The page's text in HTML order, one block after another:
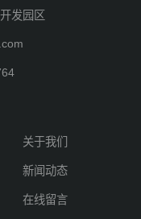
发园区
关于我们
新闻动态
在线留言